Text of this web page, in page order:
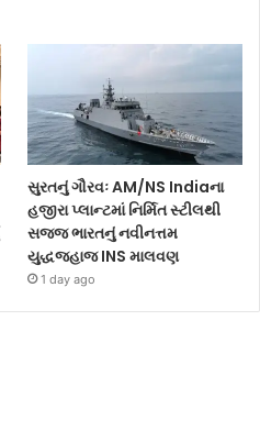
સુરતનું ગૌરવઃ AM/NS Indiaના
હજીરા પ્લાન્ટમાં નિર્મિત સ્ટીલથી
સજ્જ ભારતનું નવીનત્તમ
યુદ્ધજહાજ INS માલવણ
1 day ago